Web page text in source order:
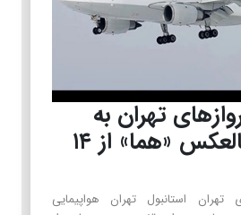
تهران به
استانبول و بالعکس «هما» از ۱۴
تهران استانبول تهران هواپیمایی